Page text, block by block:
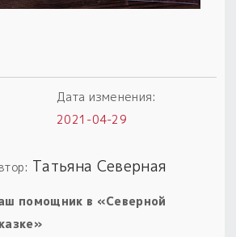
руб. со скидкой
Дата изменения:
2021-04-29
Татьяна Северная
помощник в «Северной